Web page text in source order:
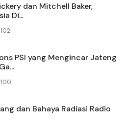
dan Mitchell Baker,
Di...
102
PSI yang Mengincar Jateng
100
dan Bahaya Radiasi Radio